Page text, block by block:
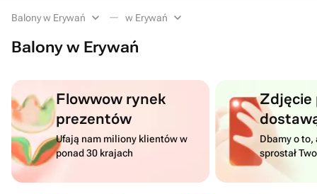
Balony w Erywań w Erywań
Balony w Erywań
Flowwow rynek
prezentów
Ufają nam miliony klientów w
ponad 30 krajach
Dbamy o to,
sprostał